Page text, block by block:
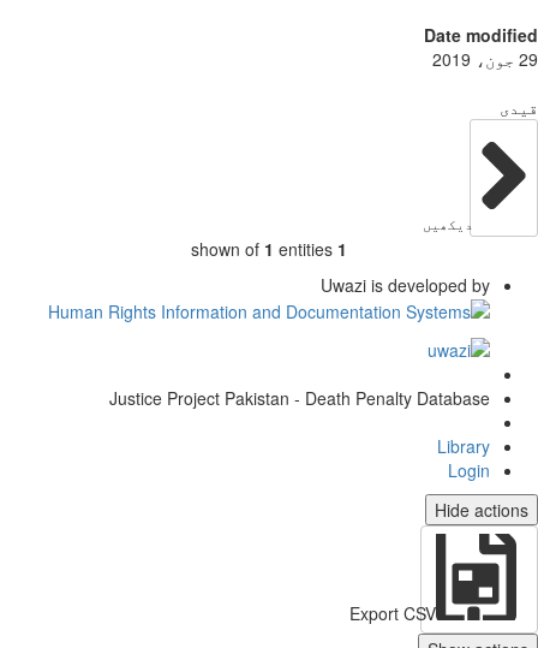
Date
دیکھیں
shown of 1 entities
Uwazi is developed by
Justice Project Pakistan - Death Penalty Database
Library
Login
Hide
Export CSV